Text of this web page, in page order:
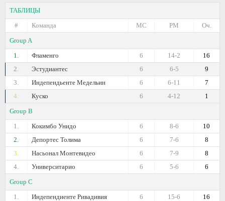
ТАБЛИЦЫ
#
Команда Оч.
РМ
МС
Group A
1.
Фламенго 16
14-2
6
2.
Эстудиантес 9
6-5
6
3.
Индепендьенте Медельин 7
6-11
6
4.
Куско 1
4-12
6
Group B
1.
Кокимбо Унидо 10
8-6
6
2.
Депортес Толима 8
7-6
6
3.
Насьонал Монтевидео 8
7-9
6
4.
Университарио 6
5-6
6
Group C
1.
Индепендиенте Ривадивия 16
15-6
6